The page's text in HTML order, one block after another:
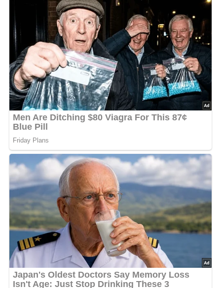
Zutaten & Zubereitung
Gewürfelte Auberginen (oder/und Zucchini) in Öl bis zur
gewünschten Konsistenz anbraten, dabei etwas würzen
mit Salz und Pfeffer. Dann gewürfelte Tomaten
dazugeben und weich schmoren (ich mag das so). Zum
Schluss kommt Frühlingszwiebel dazu und wird kurz
gebraten. In der Zwischenzeit Eier mit Salz, Pfeffer,
Paprikapulver , Muskat und Petersilie gut verquirlen, ein
Schluck Selter dazugeben und nicht mehr rühren. Nun
die Eier über das Gemüse gießen und ab und an rühren
(nicht zu viel, dann wird es schön fluffig) Wenn die Eier
fast durch sind, Herd ausschalten und das Rührei noch